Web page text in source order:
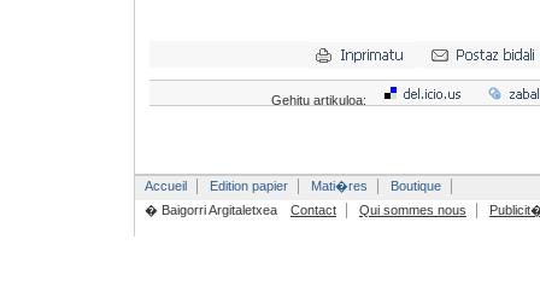
Gehitu artikuloa:
Accueil Edition papier Mati�res
Boutique
� Baigorri Argitaletxea
Contact Qui sommes nous